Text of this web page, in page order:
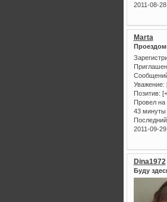
2011-08-
Marta
Проездом
Уважение:
Позитив:
Провел
43 минуты
2011-09-
Dina1972
Буду